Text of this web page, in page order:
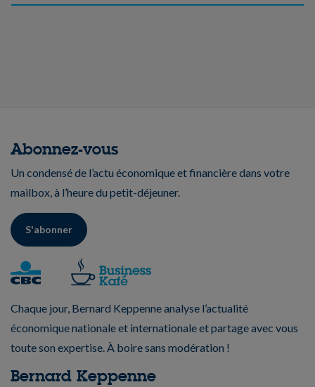
Abonnez-vous
Un condensé de l’actu économique et financière dans votre
mailbox, à l’heure du petit-déjeuner.
S'abonner
Chaque jour, Bernard Keppenne analyse l’actualité
économique nationale et internationale et partage avec vous
toute son expertise. À boire sans modération !
Bernard Keppenne